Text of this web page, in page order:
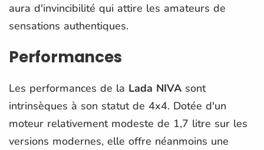
aura d'invincibilité qui attire les amateurs de
sensations authentiques.
Performances
Les performances de la Lada NIVA sont
intrinsèques à son statut de 4x4. Dotée d'un
moteur relativement modeste de 1,7 litre sur les
versions modernes, elle offre néanmoins une